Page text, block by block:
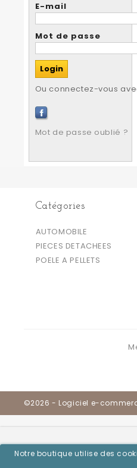
Notre boutique utilise des
E-mail
Mot de passe
Ou connectez-vous
Mot de passe oublié ?
Catégories
AUTOMOBILE
PIECES DETACHEES
POELE A PELLETS
©2026 - Logiciel e-